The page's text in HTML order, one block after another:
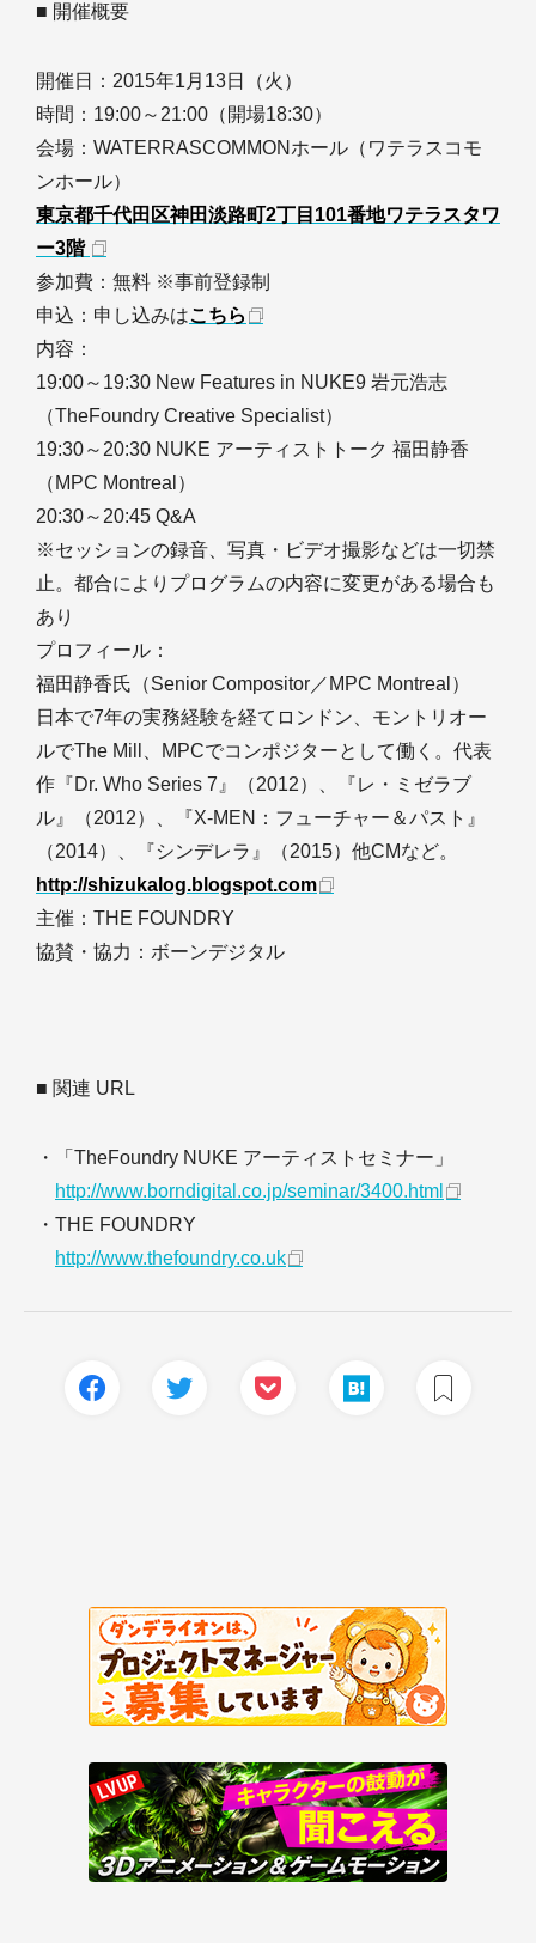
■ 開催概要
開催日：2015年1月13日（火）
時間：19:00～21:00（開場18:30）
会場：WATERRASCOMMONホール（ワテラスコモ
ンホール）
東京都千代田区神田淡路町2丁目101番地ワテラスタワ
ー3階
参加費：無料 ※事前登録制
申込：申し込みはこちら
内容：
19:00～19:30 New Features in NUKE9 岩元浩志
（TheFoundry Creative Specialist）
19:30～20:30 NUKE アーティストトーク 福田静香
（MPC Montreal）
20:30～20:45 Q&A
※セッションの録音、写真・ビデオ撮影などは一切禁
止。都合によりプログラムの内容に変更がある場合も
あり
プロフィール：
福田静香氏（Senior Compositor／MPC Montreal）
日本で7年の実務経験を経てロンドン、モントリオー
ルでThe Mill、MPCでコンポジターとして働く。代表
作『Dr. Who Series 7』（2012）、『レ・ミゼラブ
ル』（2012）、『X-MEN：フューチャー＆パスト』
（2014）、『シンデレラ』（2015）他CMなど。
http://shizukalog.blogspot.com
主催：THE FOUNDRY
協賛・協力：ボーンデジタル
■ 関連 URL
・「TheFoundry NUKE アーティストセミナー」
http://www.borndigital.co.jp/seminar/3400.html
・THE FOUNDRY
http://www.thefoundry.co.uk